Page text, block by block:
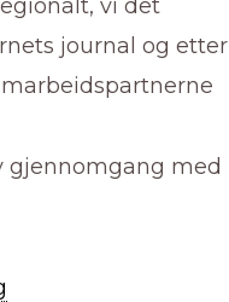
vi det
journal og etter
gjennomgang med